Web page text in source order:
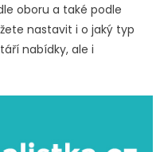
oboru a také podle
nastavit i o jaký typ
nabídky, ale i